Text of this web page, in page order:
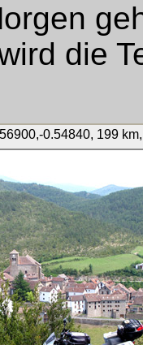
die
0.54840, 199